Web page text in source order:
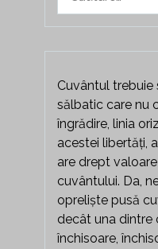
după:
Cuvântul trebuie
sălbatic care nu
îngrădire, linia
acestei libertăți,
are drept
cuvântului. Da,
opreliște pusă
decât una dintre
închisoare,